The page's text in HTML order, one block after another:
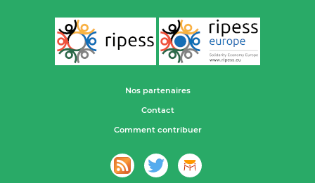
Nos partenaires
Contact
Comment contribuer